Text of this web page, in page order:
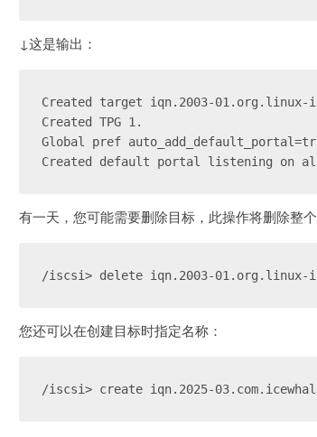
↓这是输出：
Created target iqn.2003-01.org.linux-
Created TPG 1.
Global pref
Created default portal listening on
有一天，您可能需要删除目标，此操作将删除整
/iscsi> delete iqn.2003-01.org.linux-
您还可以在创建目标时指定名称：
/iscsi> create iqn.2025-